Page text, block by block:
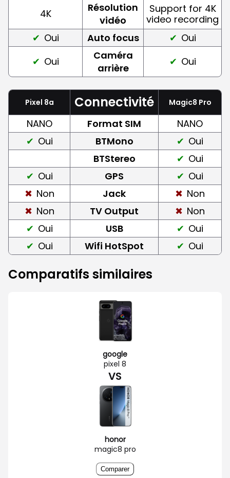
4K
Résolution
vidéo
Support for 4K
video recording
Oui
Auto focus
Oui
Oui
Caméra
arrière
Oui
Pixel 8a Connectivité Magic8 Pro
NANO Format SIM
NANO
Oui
BTMono
Oui
BTStereo
Oui
Oui
GPS
Oui
Non
Jack
Non
Non
TV Output
Non
Oui
USB
Oui
Oui
Wifi HotSpot Oui
Comparatifs similaires
google
pixel 8
VS
honor
magic8 pro
Comparer